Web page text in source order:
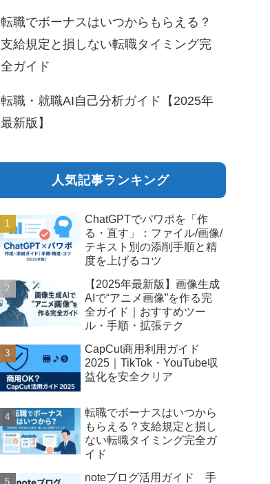
転職でボーナスはいつからもらえる？
支給規定と損しない転職タイミング完
全ガイド
転職・就職AI自己分析ガイド【2025年
最新版】
人気記事ランキング
ChatGPTでパワポを「作
る・直す」：ファイル/画像/
テキスト別の添削手順と精
度を上げるコツ
【2025年最新版】画像生成
AIで“アニメ画像”を作る完
全ガイド｜おすすめツー
ル・手順・拡張テク
CapCut商用利用ガイド
2025｜TikTok・YouTube収
益化を安全クリア
転職でボーナスはいつから
もらえる？支給規定と損し
ない転職タイミング完全ガ
イド
noteブログ活用ガイド 手